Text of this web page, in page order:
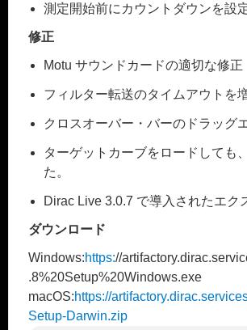
測定開始前にカウントダウンを設
修正
Motu サウンドカードの適切な修正
フィルター転送のタイムアウトを
クロスオーバー・バーのドラッグ
ターゲットカーブをロードしても
た。
Dirac Live 3.0.7 で導入されたエク
ダウンロード
Windows:https://
.8%20Setup%20Windows.exe
macOS:https://
Setup-Darwin.zip